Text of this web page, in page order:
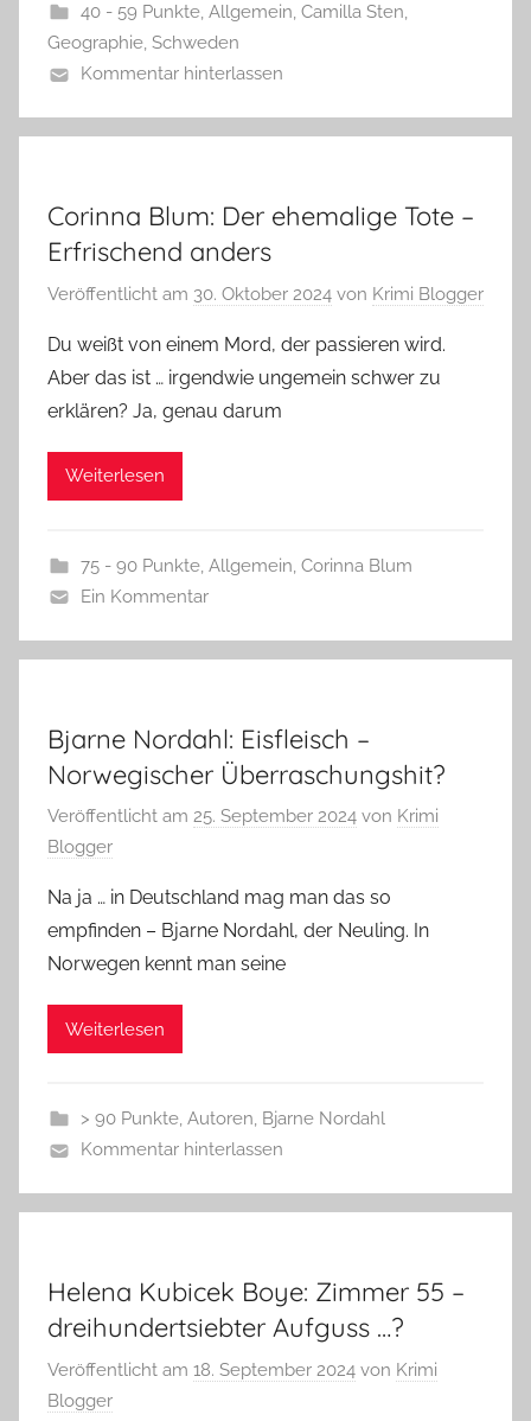
40 - 59 Punkte, Allgemein, Camilla Sten,
Geographie, Schweden
Kommentar hinterlassen
Corinna Blum: Der ehemalige Tote –
Erfrischend anders
Veröffentlicht am 30. Oktober 2024 von Krimi Blogger
Du weißt von einem Mord, der passieren wird.
Aber das ist … irgendwie ungemein schwer zu
erklären? Ja, genau darum
Weiterlesen
75 - 90 Punkte, Allgemein, Corinna Blum
Ein Kommentar
Bjarne Nordahl: Eisfleisch –
Norwegischer Überraschungshit?
Veröffentlicht am 25. September 2024 von Krimi
Blogger
Na ja … in Deutschland mag man das so
empfinden – Bjarne Nordahl, der Neuling. In
Norwegen kennt man seine
Weiterlesen
> 90 Punkte, Autoren, Bjarne Nordahl
Kommentar hinterlassen
Helena Kubicek Boye: Zimmer 55 –
dreihundertsiebter Aufguss …?
Veröffentlicht am 18. September 2024 von Krimi
Blogger